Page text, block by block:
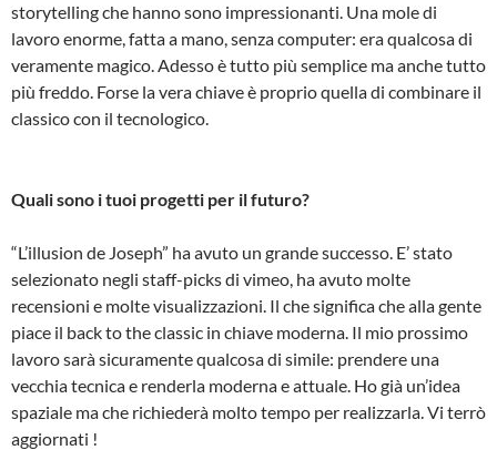
storytelling che hanno sono impressionanti. Una mole di
lavoro enorme, fatta a mano, senza computer: era qualcosa di
veramente magico. Adesso è tutto più semplice ma anche tutto
più freddo. Forse la vera chiave è proprio quella di combinare il
classico con il tecnologico.
Quali sono i tuoi progetti per il futuro?
“L’illusion de Joseph” ha avuto un grande successo. E’ stato
selezionato negli staff-picks di vimeo, ha avuto molte
recensioni e molte visualizzazioni. Il che significa che alla gente
piace il back to the classic in chiave moderna. Il mio prossimo
lavoro sarà sicuramente qualcosa di simile: prendere una
vecchia tecnica e renderla moderna e attuale. Ho già un’idea
spaziale ma che richiederà molto tempo per realizzarla. Vi terrò
aggiornati !